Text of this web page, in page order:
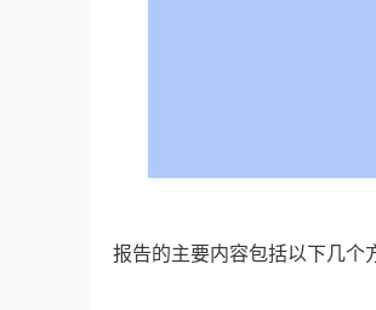
报告的主要内容包括以下几个